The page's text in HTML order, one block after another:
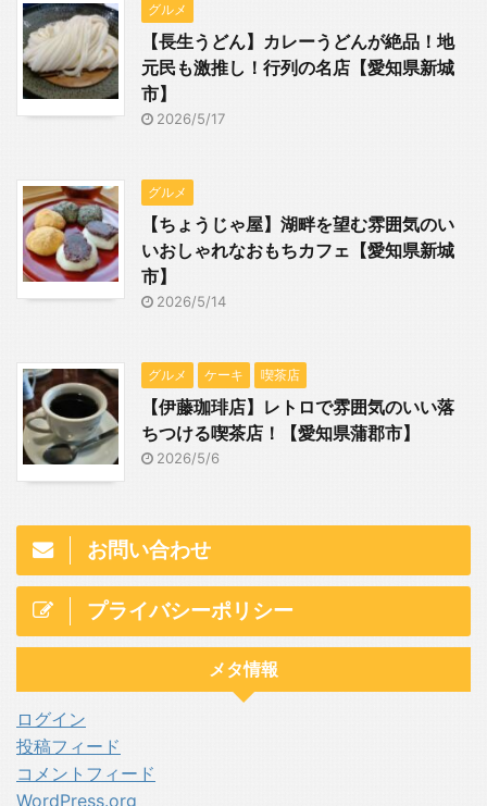
グルメ
【長生うどん】カレーうどんが絶品！地
元民も激推し！行列の名店【愛知県新城
市】
2026/5/17
グルメ
【ちょうじゃ屋】湖畔を望む雰囲気のい
いおしゃれなおもちカフェ【愛知県新城
市】
2026/5/14
グルメ ケーキ 喫茶店
【伊藤珈琲店】レトロで雰囲気のいい落
ちつける喫茶店！【愛知県蒲郡市】
2026/5/6
お問い合わせ
プライバシーポリシー
メタ情報
ログイン
投稿フィード
コメントフィード
WordPress.org